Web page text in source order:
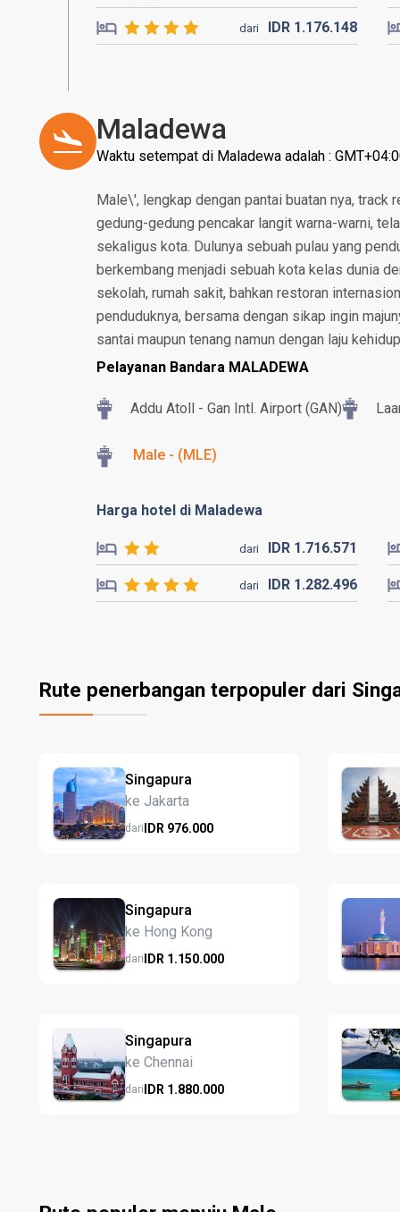
dari IDR 1.176.148
Maladewa
Waktu setempat di Maladewa adalah :
Male\', lengkap dengan pantai buatan nya, track
gedung-gedung pencakar langit warna-warni,
sekaligus kota. Dulunya sebuah pulau yang
berkembang menjadi sebuah kota kelas dunia
sekolah, rumah sakit, bahkan restoran
penduduknya, bersama dengan sikap ingin
santai maupun tenang namun dengan laju
Pelayanan Bandara MALADEWA
Addu Atoll - Gan Intl. Airport (GAN)
Male - (MLE)
Harga hotel di Maladewa
dari IDR 1.716.571
dari IDR 1.282.496
Rute penerbangan terpopuler dari
Singapura
ke Jakarta
dariIDR 976.000
Singapura
ke Hong Kong
dariIDR 1.150.000
Singapura
ke Chennai
dariIDR 1.880.000